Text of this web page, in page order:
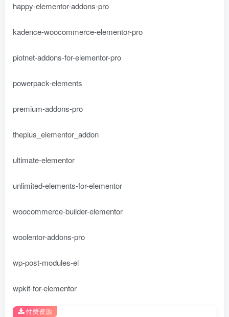
happy-elementor-addons-pro
kadence-woocommerce-elementor-pro
piotnet-addons-for-elementor-pro
powerpack-elements
premium-addons-pro
theplus_elementor_addon
ultimate-elementor
unlimited-elements-for-elementor
woocommerce-builder-elementor
woolentor-addons-pro
wp-post-modules-el
wpkit-for-elementor
付费资源